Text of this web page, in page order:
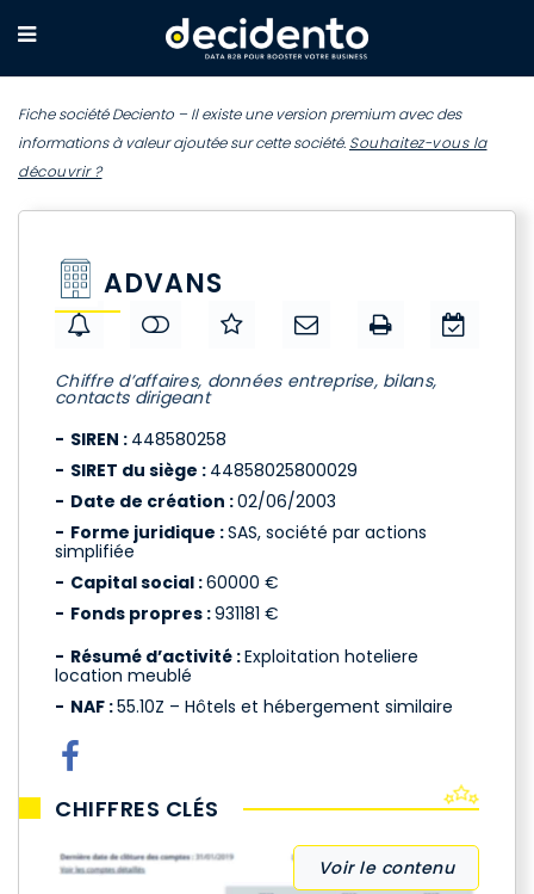
Fiche société Deciento – Il existe une version premium avec des
informations à valeur ajoutée sur cette société. Souhaitez-vous la
découvrir ?
ADVANS
Chiffre d’affaires, données entreprise, bilans,
contacts dirigeant
SIREN : 448580258
SIRET du siège : 44858025800029
Date de création :02/06/2003
Forme juridique :SAS, société par actions
simplifiée
Capital social :60000 €
Fonds propres :931181 €
Résumé d’activité :Exploitation hoteliere
location meublé
NAF :55.10Z – Hôtels et hébergement similaire
CHIFFRES CLÉS
Voir le contenu